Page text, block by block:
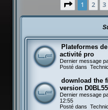
Page 1sur20
1 2 3
Plateformes
activité pro
Dernier message
Posté dans
download the
version
Dernier message
12:55
Posté dans